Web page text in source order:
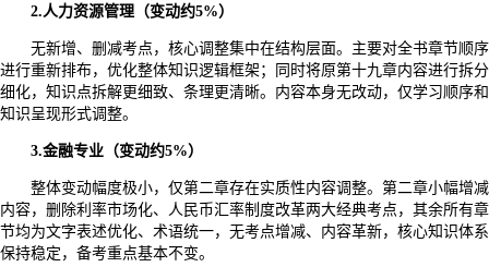
2.人力资源管理（变动约5%）
无新增、删减考点，核心调整集中在结构层面。主要对全书章节顺序
进行重新排布，优化整体知识逻辑框架；同时将原第十九章内容进行拆分
细化，知识点拆解更细致、条理更清晰。内容本身无改动，仅学习顺序和
知识呈现形式调整。
3.金融专业（变动约5%）
整体变动幅度极小，仅第二章存在实质性内容调整。第二章小幅增减
内容，删除利率市场化、人民币汇率制度改革两大经典考点，其余所有章
节均为文字表述优化、术语统一，无考点增减、内容革新，核心知识体系
保持稳定，备考重点基本不变。